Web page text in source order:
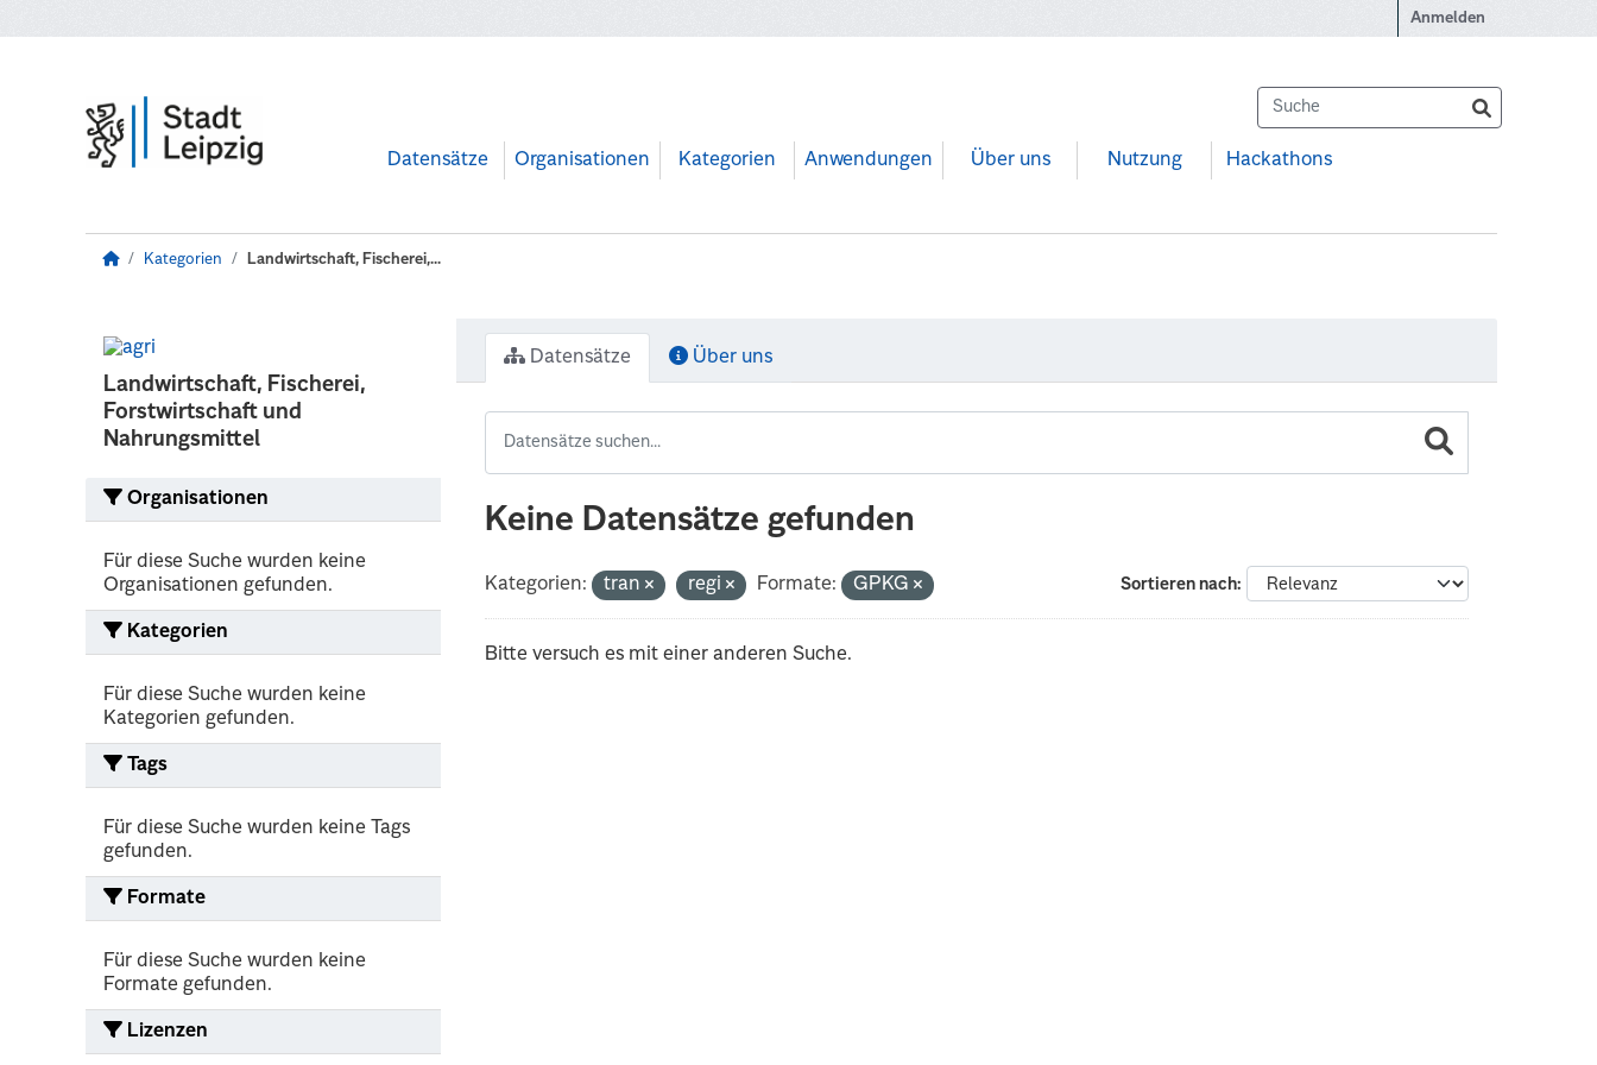
Anmelden
Datensätze Organisationen Kategorien Anwendungen Über uns Nutzung Hackathons
Kategorien Landwirtschaft, Fischerei,...
Landwirtschaft, Fischerei,
Forstwirtschaft und
Nahrungsmittel
Organisationen
Für diese Suche wurden keine
Organisationen gefunden.
Kategorien
Für diese Suche wurden keine
Kategorien gefunden.
Tags
Für diese Suche wurden keine Tags
gefunden.
Formate
Für diese Suche wurden keine
Formate gefunden.
Lizenzen
Datensätze Über uns
Keine Datensätze gefunden
Sortieren nach
Kategorien: tran regi Formate: GPKG
Bitte versuch es mit einer anderen Suche.